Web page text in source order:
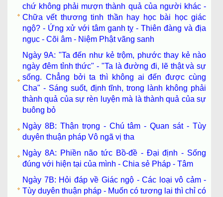
chứ không phải mượn thành quả của người khác -
Chữa vết thương tinh thần hay học bài học giác
ngộ? - Ứng xử với tâm ganh tỵ - Thiên đàng và địa
ngục - Cõi âm - Niệm Phật vãng sanh
Ngày 9A: "Ta đến như kẻ trộm, phước thay kẻ nào
ngày đêm tỉnh thức" - "Ta là đường đi, lẽ thật và sự
sống. Chẳng bởi ta thì không ai đến được cùng
Cha" - Sáng suốt, định tĩnh, trong lành không phải
thành quả của sự rèn luyện mà là thành quả của sự
buông bỏ
Ngày 8B: Thận trọng - Chú tâm - Quan sát - Tùy
duyên thuận pháp Vô ngã vị tha
Ngày 8A: Phiền não tức Bồ-đề - Đại định - Sống
đúng với hiện tại của mình - Chia sẻ Pháp - Tâm
Ngày 7B: Hỏi đáp về Giác ngộ - Các loại vô cảm -
Tùy duyên thuận pháp - Muốn có tương lai thì chỉ có